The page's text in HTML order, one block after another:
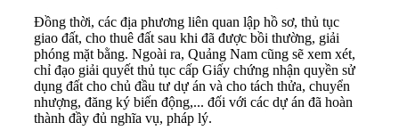
Đồng thời, các địa phương liên quan lập hồ sơ, thủ tục
giao đất, cho thuê đất sau khi đã được bồi thường, giải
phóng mặt bằng. Ngoài ra, Quảng Nam cũng sẽ xem xét,
chỉ đạo giải quyết thủ tục cấp Giấy chứng nhận quyền sử
dụng đất cho chủ đầu tư dự án và cho tách thửa, chuyển
nhượng, đăng ký biến động,... đối với các dự án đã hoàn
thành đầy đủ nghĩa vụ, pháp lý.